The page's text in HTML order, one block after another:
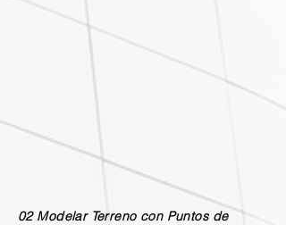
02 Modelar Terreno con Puntos de